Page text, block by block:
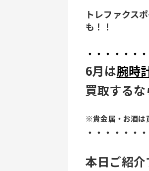
トレファクス
も！！
・・・・・・
6月は腕時
買取するな
※貴金属・お酒は
・・・・・・
本日ご紹